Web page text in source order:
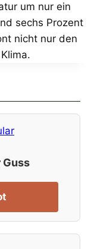
um nur ein
sechs Prozent
nicht nur den